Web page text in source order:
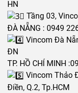
HN
Tầng 03,
ĐÀ NẴNG : 0949
Vincom Đà
ĐN
TP. HỒ CHÍ MINH
Vincom Thảo
Điền, Q.2, Tp.HCM